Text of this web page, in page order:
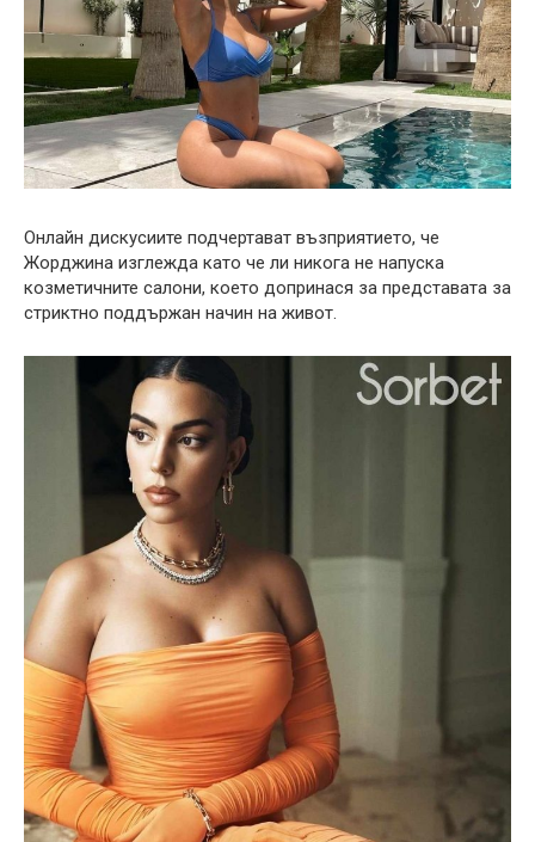
Онлайн дискусиите подчертават възприятието, че
Жорджина изглежда като че ли никога не напуска
козметичните салони, което допринася за представата за
стриктно поддържан начин на живот.